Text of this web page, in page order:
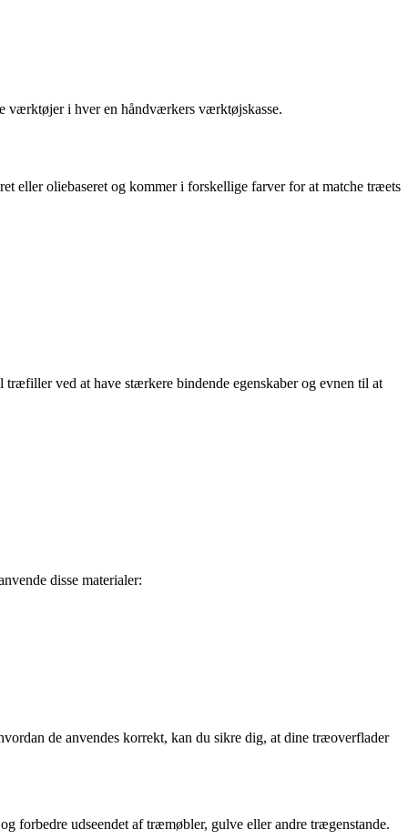
værktøjer i hver en håndværkers værktøjskasse.
eller oliebaseret og kommer i forskellige farver for at matche træets
ved at have stærkere bindende egenskaber og evnen til at
disse materialer:
de anvendes korrekt, kan du sikre dig, at dine træoverflader
forbedre udseendet af træmøbler, gulve eller andre trægenstande.